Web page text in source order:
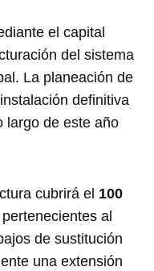
el capital
del sistema
La planeación de
definitiva
largo de este año
cubrirá el 100
al
de sustitución
una extensión